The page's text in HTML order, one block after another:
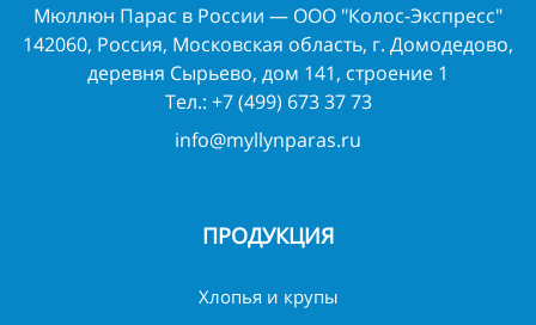
Мюллюн Парас в России — ООО "Колос-Экспресс"
142060, Россия, Московская область, г. Домодедово,
деревня Сырьево, дом 141, строение 1
Тел.: +7 (499) 673 37 73
info@myllynparas.ru
ПРОДУКЦИЯ
Хлопья и крупы